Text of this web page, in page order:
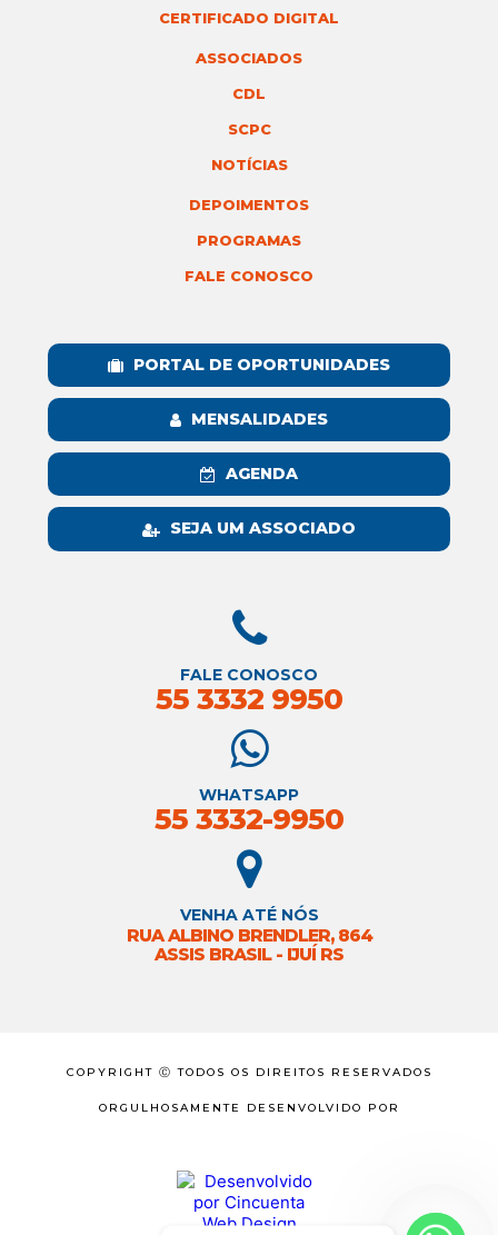
CERTIFICADO DIGITAL
ASSOCIADOS
CDL
SCPC
NOTÍCIAS
DEPOIMENTOS
PROGRAMAS
FALE CONOSCO
PORTAL DE OPORTUNIDADES
MENSALIDADES
AGENDA
SEJA UM ASSOCIADO
FALE CONOSCO
55 3332 9950
WHATSAPP
55 3332-9950
VENHA ATÉ NÓS
RUA ALBINO BRENDLER, 864
ASSIS BRASIL - IJUÍ RS
COPYRIGHT Ⓒ TODOS OS DIREITOS RESERVADOS
ORGULHOSAMENTE DESENVOLVIDO POR